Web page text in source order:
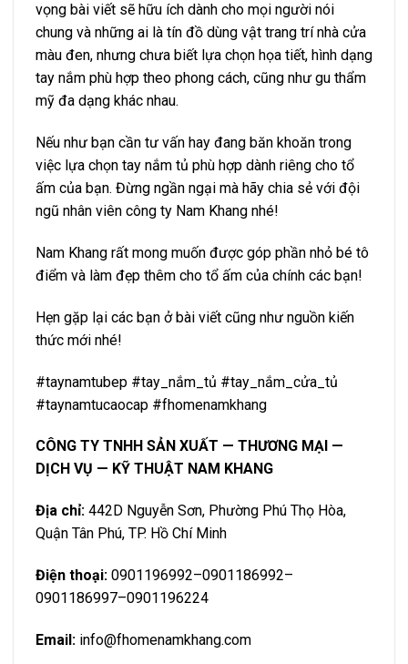
vọng bài viết sẽ hữu ích dành cho mọi người nói
chung và những ai là tín đồ dùng vật trang trí nhà cửa
màu đen, nhưng chưa biết lựa chọn họa tiết, hình dạng
tay nắm phù hợp theo phong cách, cũng như gu thẩm
mỹ đa dạng khác nhau.
Nếu như bạn cần tư vấn hay đang băn khoăn trong
việc lựa chọn tay nắm tủ phù hợp dành riêng cho tổ
ấm của bạn. Đừng ngần ngại mà hãy chia sẻ với đội
ngũ nhân viên công ty Nam Khang nhé!
Nam Khang rất mong muốn được góp phần nhỏ bé tô
điểm và làm đẹp thêm cho tổ ấm của chính các bạn!
Hẹn gặp lại các bạn ở bài viết cũng như nguồn kiến
thức mới nhé!
#taynamtubep #tay_nắm_tủ #tay_nắm_cửa_tủ
#taynamtucaocap #fhomenamkhang
CÔNG TY TNHH SẢN XUẤT — THƯƠNG MẠI —
DỊCH VỤ — KỸ THUẬT NAM KHANG
Địa chỉ: 442D Nguyễn Sơn, Phường Phú Thọ Hòa,
Quận Tân Phú, TP. Hồ Chí Minh
Điện thoại: 0901196992–0901186992–
0901186997–0901196224
Email: info@fhomenamkhang.com